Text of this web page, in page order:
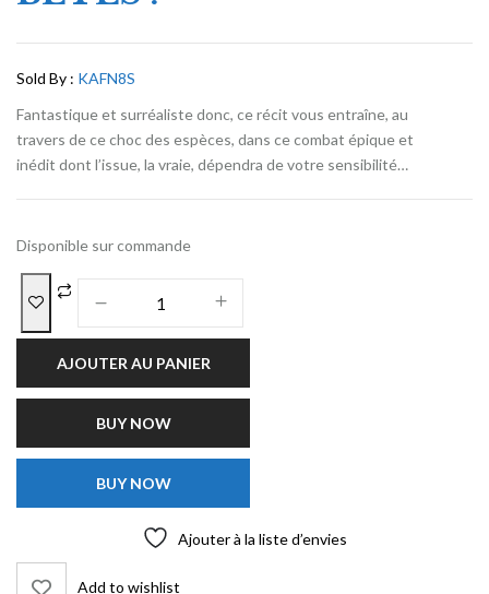
Sold By : KAFN8S
Fantastique et surréaliste donc, ce récit vous entraîne, au
travers de ce choc des espèces, dans ce combat épique et
inédit dont l’issue, la vraie, dépendra de votre sensibilité…
Disponible sur commande
AJOUTER AU PANIER
BUY NOW
BUY NOW
Ajouter à la liste d’envies
Add to wishlist